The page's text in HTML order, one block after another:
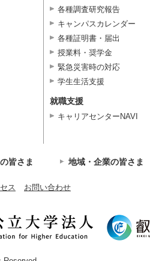
各種調査研究報告
キャンパスカレンダー
各種証明書・届出
授業料・奨学金
緊急災害時の対応
学生生活支援
就職支援
キャリアセンターNAVI
皆さま 地域・企業の皆さま
ス
お問い合わせ